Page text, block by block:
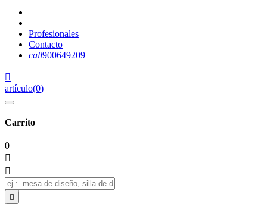
Profesionales
Contacto
call900649209

artículo(0)
Carrito
0


